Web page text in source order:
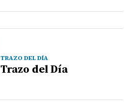
TRAZO DEL DÍA
Trazo del Día